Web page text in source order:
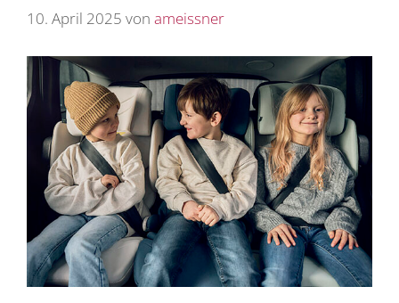
10. April 2025 von ameissner